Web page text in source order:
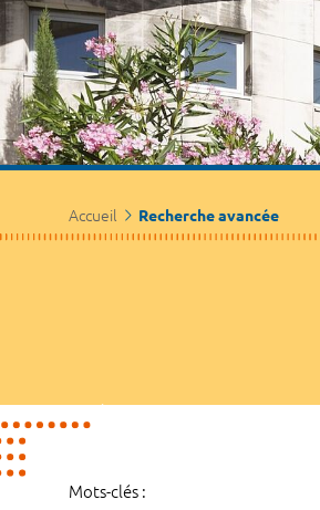
Accueil Recherche avancée
Mots-clés :